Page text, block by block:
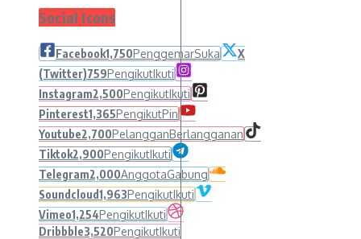
Social Icons
Facebook1,750PenggemarSuka
X
(Twitter)759PengikutIkuti
Instagram2,500PengikutIkuti
Pinterest1,365PengikutPin
Youtube2,700PelangganBerlangganan
Tiktok2,900PengikutIkuti
Telegram2,000AnggotaGabung
Soundcloud1,963PengikutIkuti
Vimeo1,254PengikutIkuti
Dribbble3,520PengikutIkuti